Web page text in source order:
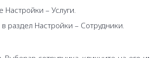
Настройки – Услуги.
раздел Настройки – Сотрудники.